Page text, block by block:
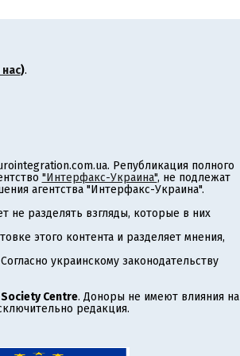
).
Републикация полного
"Интерфакс-Украина", не подлежат
агентства "Интерфакс-Украина".
не разделять взгляды, которые в них
этого контента и разделяет мнения,
украинскому законодательству
Centre. Доноры не имеют влияния на
редакция.